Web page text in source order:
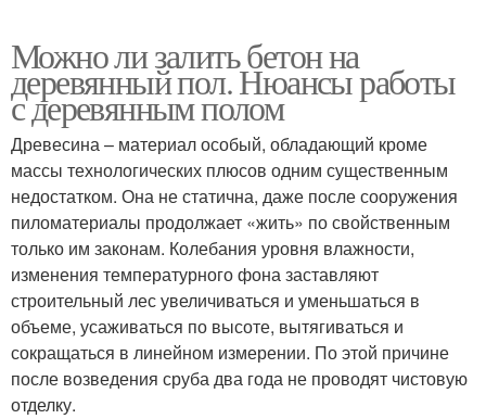
Можно ли залить бетон на
деревянный пол. Нюансы работы
с деревянным полом
Древесина – материал особый, обладающий кроме
массы технологических плюсов одним существенным
недостатком. Она не статична, даже после сооружения
пиломатериалы продолжает «жить» по свойственным
только им законам. Колебания уровня влажности,
изменения температурного фона заставляют
строительный лес увеличиваться и уменьшаться в
объеме, усаживаться по высоте, вытягиваться и
сокращаться в линейном измерении. По этой причине
после возведения сруба два года не проводят чистовую
отделку.